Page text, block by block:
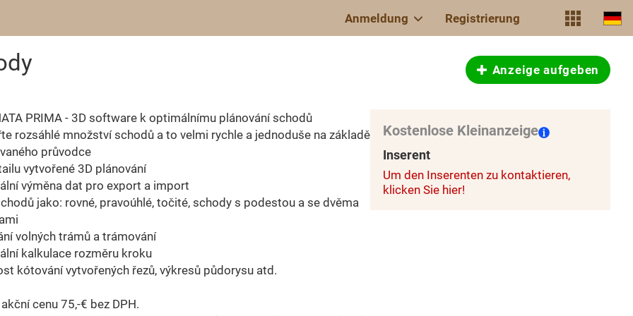
Anmeldung Registrierung
Anzeige aufgeben
PRIMA - 3D software k optimálnímu plánování schodů
rozsáhlé množství schodů a to velmi rychle a jednoduše na základě
průvodce
vytvořené 3D plánování
výměna dat pro export a import
jako: rovné, pravoúhlé, točité, schody s podestou a se dvěma
volných trámů a trámování
kalkulace rozměru kroku
kótování vytvořených řezů, výkresů půdorysu atd.
cenu 75,-€ bez DPH.
Kostenlose Kleinanzeige
Inserent
Um den Inserenten zu kontaktieren,
klicken Sie hier!